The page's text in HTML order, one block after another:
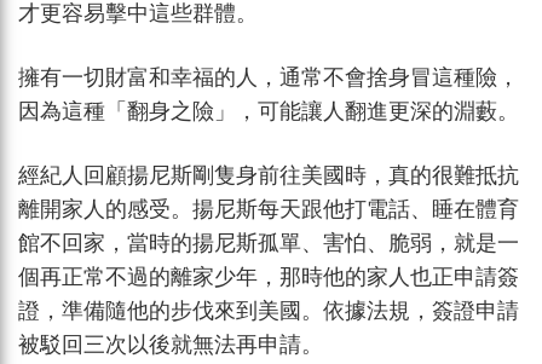
才更容易擊中這些群體。
擁有一切財富和幸福的人，通常不會捨身冒這種險，
因為這種「翻身之險」，可能讓人翻進更深的淵藪。
經紀人回顧揚尼斯剛隻身前往美國時，真的很難抵抗
離開家人的感受。揚尼斯每天跟他打電話、睡在體育
館不回家，當時的揚尼斯孤單、害怕、脆弱，就是一
個再正常不過的離家少年，那時他的家人也正申請簽
證，準備隨他的步伐來到美國。依據法規，簽證申請
被駁回三次以後就無法再申請。